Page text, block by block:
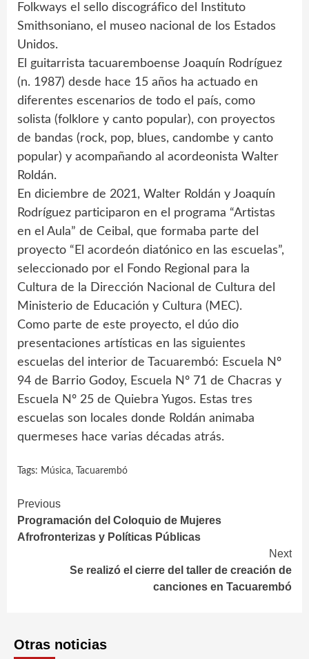
Folkways el sello discográfico del Instituto
Smithsoniano, el museo nacional de los Estados
Unidos.
El guitarrista tacuaremboense Joaquín Rodríguez
(n. 1987) desde hace 15 años ha actuado en
diferentes escenarios de todo el país, como
solista (folklore y canto popular), con proyectos
de bandas (rock, pop, blues, candombe y canto
popular) y acompañando al acordeonista Walter
Roldán.
En diciembre de 2021, Walter Roldán y Joaquín
Rodríguez participaron en el programa “Artistas
en el Aula” de Ceibal, que formaba parte del
proyecto “El acordeón diatónico en las escuelas”,
seleccionado por el Fondo Regional para la
Cultura de la Dirección Nacional de Cultura del
Ministerio de Educación y Cultura (MEC).
Como parte de este proyecto, el dúo dio
presentaciones artísticas en las siguientes
escuelas del interior de Tacuarembó: Escuela Nº
94 de Barrio Godoy, Escuela Nº 71 de Chacras y
Escuela Nº 25 de Quiebra Yugos. Estas tres
escuelas son locales donde Roldán animaba
quermeses hace varias décadas atrás.
Tags: Música, Tacuarembó
Continue
Reading
Previous
Programación del Coloquio de Mujeres
Afrofronterizas y Políticas Públicas
Next
Se realizó el cierre del taller de creación de
canciones en Tacuarembó
Otras noticias